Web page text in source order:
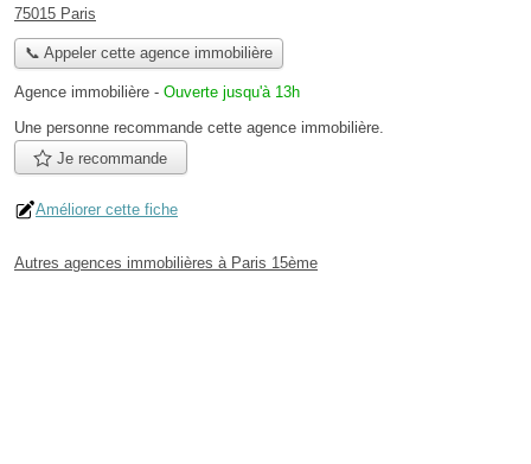
75015 Paris
📞 Appeler cette agence immobilière
Agence immobilière - Ouverte jusqu'à 13h
Une personne recommande cette agence immobilière.
Je recommande
Améliorer cette fiche
Autres agences immobilières à Paris 15ème